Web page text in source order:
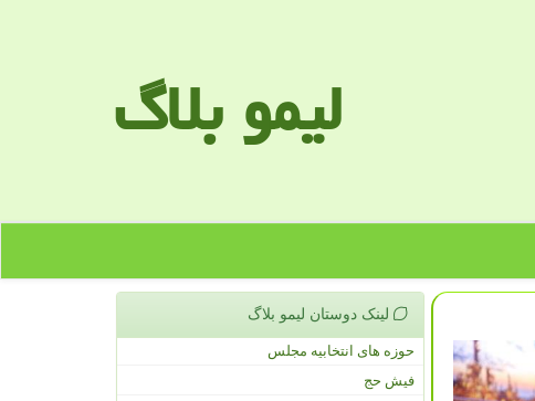
لیمو بلاگ
لینک دوستان لیمو بلاگ
حوزه های انتخابیه مجلس
فیش حج